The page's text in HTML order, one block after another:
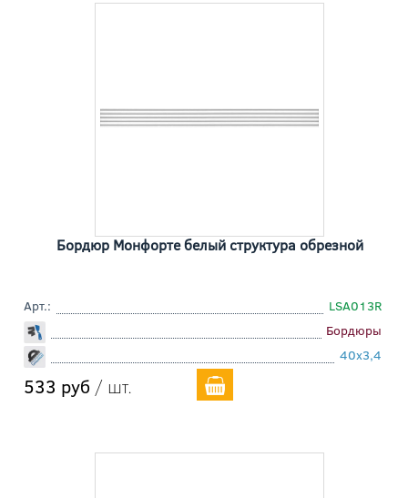
Бордюр Монфорте белый структура обрезной
Арт.:
LSA013R
Бордюры
40x3,4
533 руб / шт.